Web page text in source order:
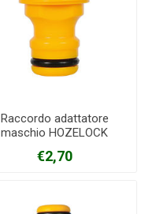
Raccordo adattatore
maschio HOZELOCK
€2,70